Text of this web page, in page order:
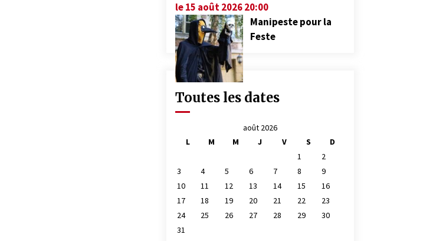
le 15 août 2026 20:00
Manipeste pour la
Feste
Toutes les dates
août 2026
L
M M J V S
D
1
2
3
4 5 6 7 8
9
10
11 12 13 14 15
16
17
18 19 20 21 22
23
24
25 26 27 28 29
30
31